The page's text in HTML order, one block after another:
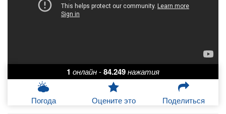
1 онлайн-84.249нажатия
Погода Оцените это Поделиться